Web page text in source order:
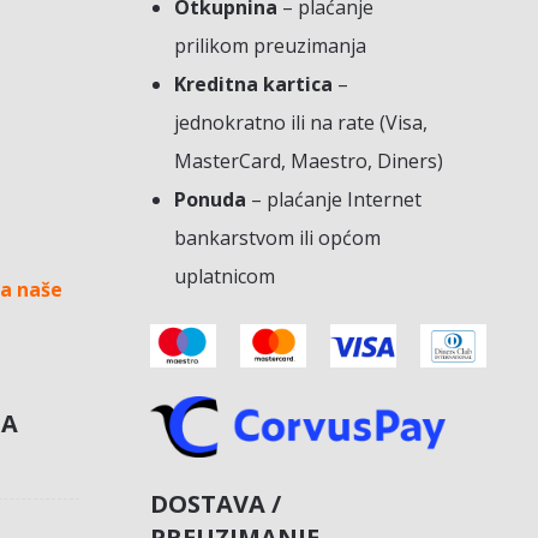
naše
Otkupnina – plaćanje
prilikom preuzimanja
Kreditna kartica –
jednokratno ili na rate (Visa,
MasterCard, Maestro, Diners)
Ponuda – plaćanje Internet
bankarstvom ili općom
uplatnicom
DOSTAVA /